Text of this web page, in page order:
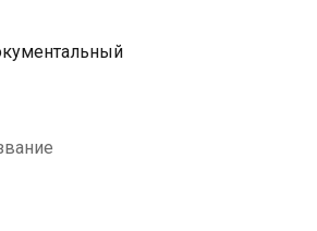
морю и небу вы встретите
планеты. Здесь выживает
существа царят на вершине
уникальному набору
2 сезон сериала Дикие убийцы